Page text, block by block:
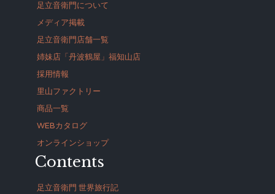
足立音衛門について
メディア掲載
足立音衛門店舗一覧
姉妹店「丹波鶴屋」福知山店
採用情報
里山ファクトリー
商品一覧
WEBカタログ
オンラインショップ
Contents
足立音衛門 世界旅行記